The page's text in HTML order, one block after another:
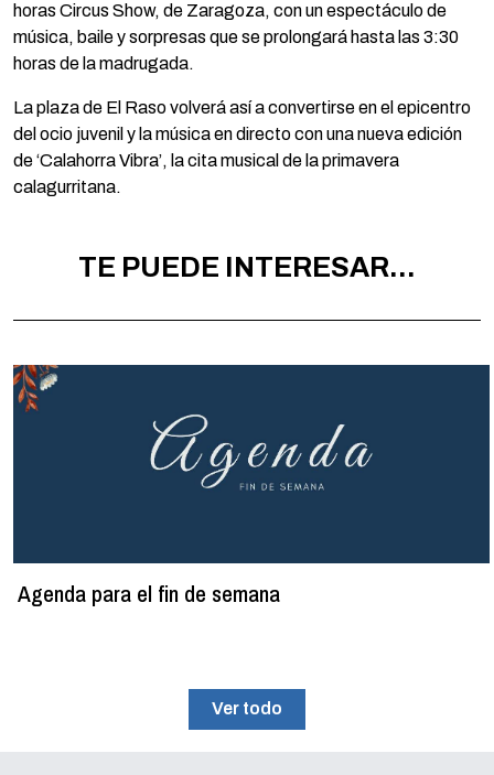
horas Circus Show, de Zaragoza, con un espectáculo de
música, baile y sorpresas que se prolongará hasta las 3:30
horas de la madrugada.
La plaza de El Raso volverá así a convertirse en el epicentro
del ocio juvenil y la música en directo con una nueva edición
de ‘Calahorra Vibra’, la cita musical de la primavera
calagurritana.
TE PUEDE INTERESAR...
Agenda para el fin de semana
Ver todo